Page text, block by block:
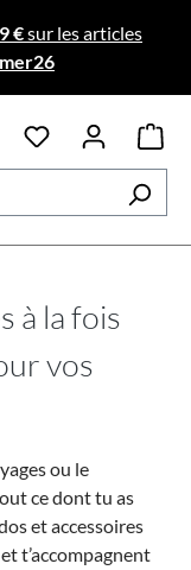
€sur les articles
à la fois
vos
ou le
ce dont tu as
et accessoires
t’accompagnent